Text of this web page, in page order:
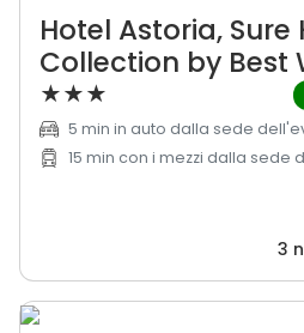
Hotel Astoria, Sure
Collection by Best
★★★
5 min in auto dalla sede
15 min con i mezzi dalla sede
3